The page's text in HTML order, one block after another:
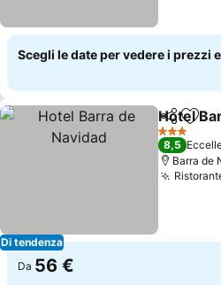
Scegli le date per vedere i prezzi
Di tendenza
Condividi
Hotel
3 Stelle
8,5
Barra de
Da 56 €